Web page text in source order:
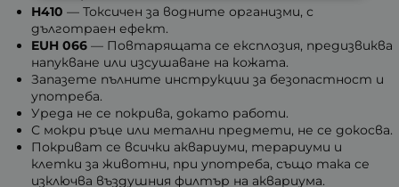
Н410 — Токсичен за водните организми, с
дълготраен ефект.
EUH 066 — Повтарящата се експлозия, предизвиква
напукване или изсушаване на кожата.
Запазете пълните инструкции за безопастност и
употреба.
Уреда не се покрива, докато работи.
С мокри ръце или метални предмети, не се докосва.
Покриват се всички аквариуми, терариуми и
клетки за животни, при употреба, също така се
изключва въздушния филтър на аквариума.